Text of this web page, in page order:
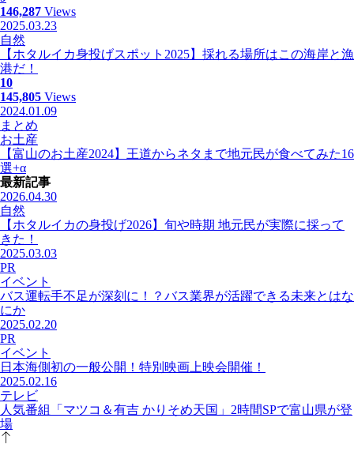
146,287 Views
2025.03.23
自然
【ホタルイカ身投げスポット2025】採れる場所はこの海岸と漁
港だ！
10
145,805 Views
2024.01.09
まとめ
お土産
【富山のお土産2024】王道からネタまで地元民が食べてみた16
選+α
最新記事
2026.04.30
自然
【ホタルイカの身投げ2026】旬や時期 地元民が実際に採って
きた！
2025.03.03
PR
イベント
バス運転手不足が深刻に！？バス業界が活躍できる未来とはな
にか
2025.02.20
PR
イベント
日本海側初の一般公開！特別映画上映会開催！
2025.02.16
テレビ
人気番組「マツコ＆有吉 かりそめ天国」2時間SPで富山県が登
場